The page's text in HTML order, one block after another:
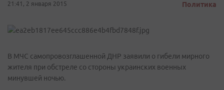
21:41, 2 января 2015 Политика
В МЧС самопровозглашенной ДНР заявили о гибели мирного
жителя при обстреле со стороны украинских военных
минувшей ночью.